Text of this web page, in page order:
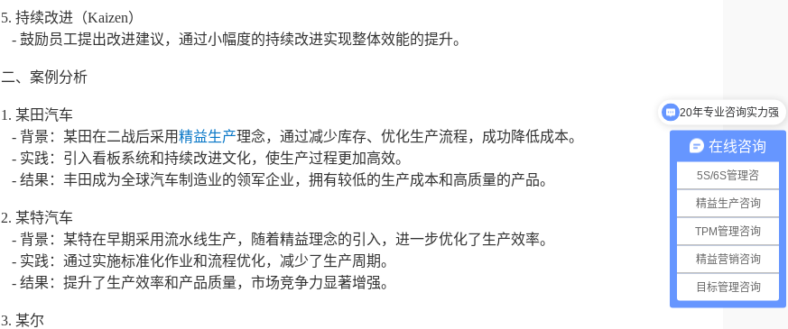
5. 持续改进（Kaizen）
- 鼓励员工提出改进建议，通过小幅度的持续改进实现整体效能的提升。
二、案例分析
1. 某田汽车
- 背景：某田在二战后采用精益生产理念，通过减少库存、优化生产流程，成功降低成本。
- 实践：引入看板系统和持续改进文化，使生产过程更加高效。
- 结果：丰田成为全球汽车制造业的领军企业，拥有较低的生产成本和高质量的产品。
2. 某特汽车
- 背景：某特在早期采用流水线生产，随着精益理念的引入，进一步优化了生产效率。
- 实践：通过实施标准化作业和流程优化，减少了生产周期。
- 结果：提升了生产效率和产品质量，市场竞争力显著增强。
3. 某尔
在线咨询
5S/6S管理咨
精益生产咨询
TPM管理咨询
精益营销咨询
目标管理咨询
20年专业咨询实力强